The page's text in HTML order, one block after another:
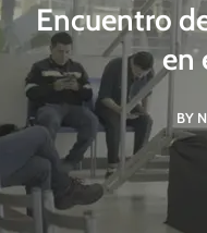
Encuentro
en
BY